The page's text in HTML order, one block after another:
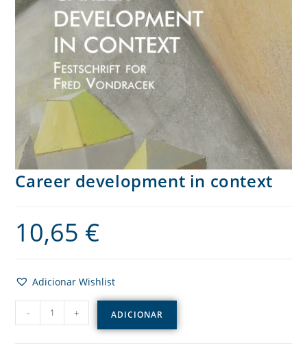
Career development in context
10,65 €
Adicionar Wishlist
- + ADICIONAR